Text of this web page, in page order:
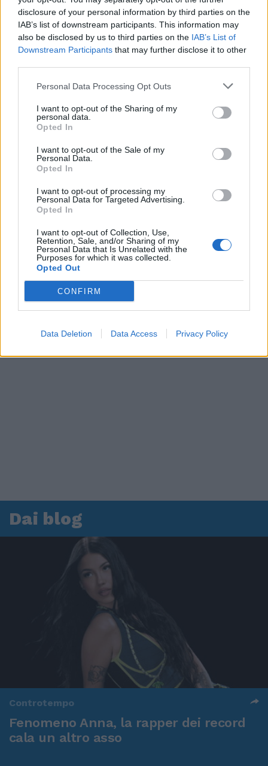
disclosure of your personal information by third parties on the
IAB’s list of downstream participants. This information may
also be disclosed by us to third parties on the IAB’s List of
Downstream Participants that may further disclose it to other
Personal Data Processing Opt Outs
I want to opt-out of the Sharing of my
personal data.
Opted In
I want to opt-out of the Sale of my
Personal Data.
Opted In
I want to opt-out of processing my
Personal Data for Targeted Advertising.
Opted In
I want to opt-out of Collection, Use,
Retention, Sale, and/or Sharing of my
Personal Data that Is Unrelated with the
Purposes for which it was collected.
Opted Out
CONFIRM
Data Deletion Data Access Privacy Policy
00:00
Leonardo Maria Del Vecchio dall'ex compagna
in ospedale. Le dichiarazioni ai giornalisti
Dai blog
Controtempo
Fenomeno Anna, la rapper dei record
cala un altro asso